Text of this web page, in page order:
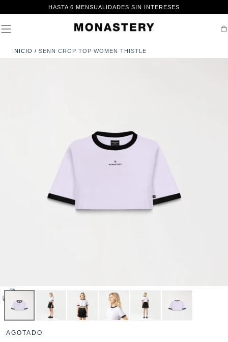
CONTENIDO
HASTA 6 MENSUALIDADES SIN INTERESES
Abrir
multimedia
en
INICIO / SENN CROP TOP WOMEN THISTLE
AGOTADO